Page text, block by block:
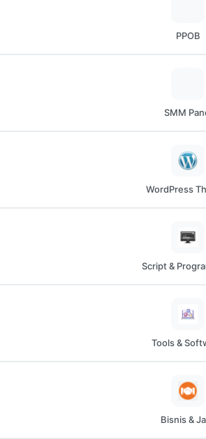
PPOB
SMM
WordPress
Script &
Tools &
Bisnis &